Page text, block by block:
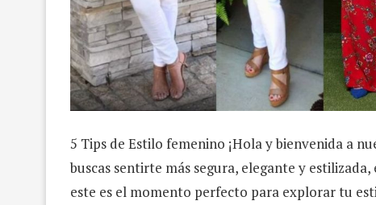
5 Tips de Estilo femenino ¡Hola y bienvenida a
buscas sentirte más segura, elegante y
este es el momento perfecto para explorar tu